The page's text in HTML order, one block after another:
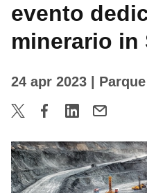
evento
minerario in
24 apr 2023 |